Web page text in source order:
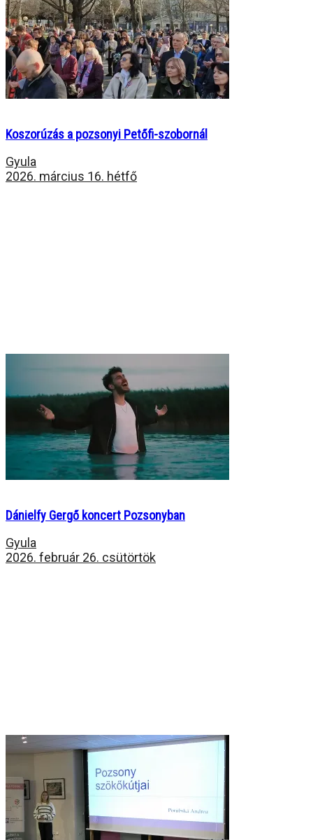
Koszorúzás a pozsonyi Petőfi-szobornál
Gyula
2026. március 16. hétfő
Dánielfy Gergő koncert Pozsonyban
Gyula
2026. február 26. csütörtök